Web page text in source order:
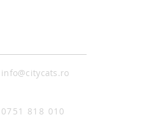
info@citycats.ro
0751 818 010